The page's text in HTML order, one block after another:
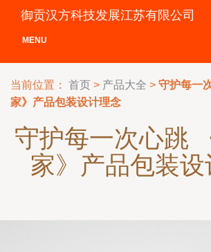
御贡汉方科技发展江苏有限公司
MENU
当前位置： 首页 > 产品大全 > 守护每一
家》产品包装设计理念
守护每一次心跳
家》产品包装